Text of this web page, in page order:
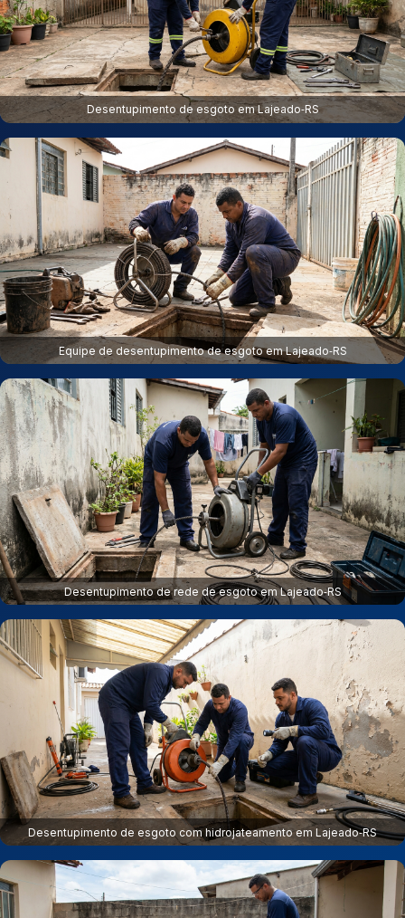
Desentupimento de esgoto em Lajeado‑RS
Equipe de desentupimento de esgoto em Lajeado‑RS
Desentupimento de rede de esgoto em Lajeado‑RS
Desentupimento de esgoto com hidrojateamento em Lajeado‑RS